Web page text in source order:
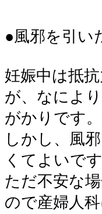
●風邪を引い
妊娠中は抵
が、なによ
がかりです。
しかし、風
くてよいです
ただ不安な
ので産婦人